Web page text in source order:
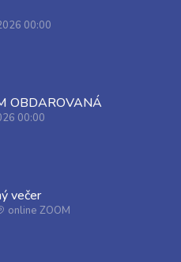
00:00
OBDAROVANÁ
00:00
večer
online ZOOM